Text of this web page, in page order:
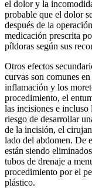
el dolor y la
probable que el dolor
después de la
medicación prescrita
píldoras según sus
Otros efectos
curvas son comunes
inflamación y los
procedimiento, el
las incisiones e incluso
riesgo de desarrollar
de la incisión, el
lado del abdomen. De
están siendo
tubos de drenaje a
procedimiento por el
plástico.